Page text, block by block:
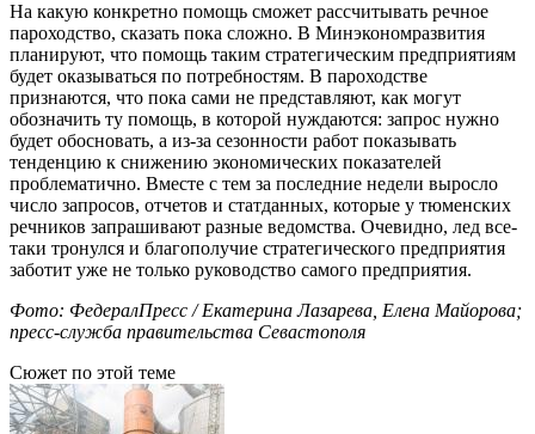
На какую конкретно помощь сможет рассчитывать речное
пароходство, сказать пока сложно. В Минэкономразвития
планируют, что помощь таким стратегическим предприятиям
будет оказываться по потребностям. В пароходстве
признаются, что пока сами не представляют, как могут
обозначить ту помощь, в которой нуждаются: запрос нужно
будет обосновать, а из-за сезонности работ показывать
тенденцию к снижению экономических показателей
проблематично. Вместе с тем за последние недели выросло
число запросов, отчетов и статданных, которые у тюменских
речников запрашивают разные ведомства. Очевидно, лед все-
таки тронулся и благополучие стратегического предприятия
заботит уже не только руководство самого предприятия.
Фото: ФедералПресс / Екатерина Лазарева, Елена Майорова;
пресс-служба правительства Севастополя
Сюжет по этой теме